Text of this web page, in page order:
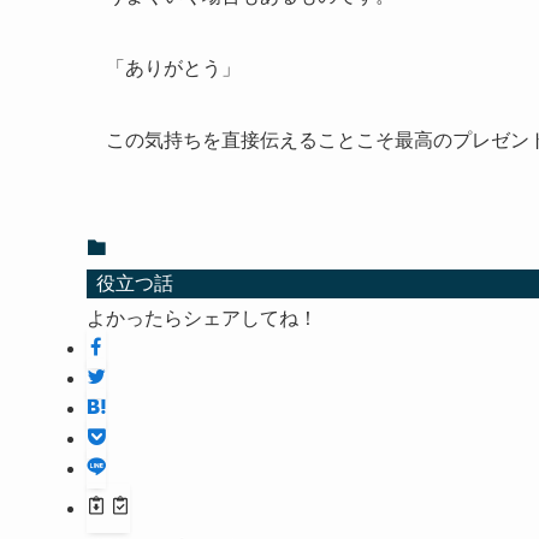
「ありがとう」
この気持ちを直接伝えることこそ最高のプレゼン
役立つ話
よかったらシェアしてね！